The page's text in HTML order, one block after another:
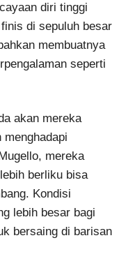
diri tinggi
di sepuluh besar
membuatnya
seperti
akan mereka
mereka
berliku bisa
Kondisi
lebih besar bagi
bersaing di barisan